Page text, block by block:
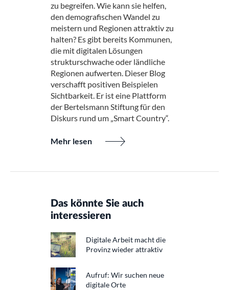
zu begreifen. Wie kann sie helfen,
den demografischen Wandel zu
meistern und Regionen attraktiv zu
halten? Es gibt bereits Kommunen,
die mit digitalen Lösungen
strukturschwache oder ländliche
Regionen aufwerten. Dieser Blog
verschafft positiven Beispielen
Sichtbarkeit. Er ist eine Plattform
der Bertelsmann Stiftung für den
Diskurs rund um „Smart Country“.
Mehr lesen
Das könnte Sie auch
interessieren
Digitale Arbeit macht die
Provinz wieder attraktiv
Aufruf: Wir suchen neue
digitale Orte